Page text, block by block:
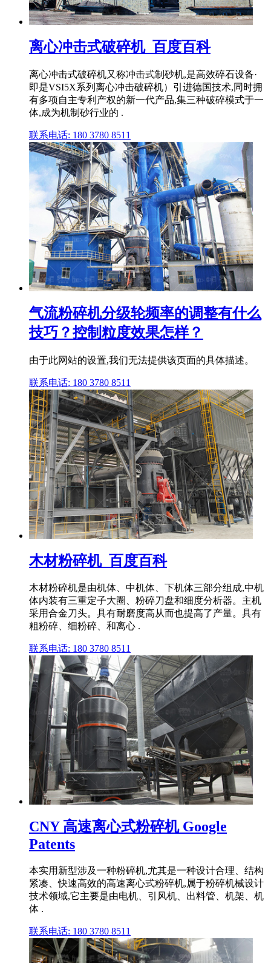
离心冲击式破碎机_百度百科
离心冲击式破碎机又称冲击式制砂机,是高效碎石设备·
即是VSI5X系列离心冲击破碎机）引进德国技术,同时拥
有多项自主专利产权的新一代产品,集三种破碎模式于一
体,成为机制砂行业的 .
联系电话: 180 3780 8511
气流粉碎机分级轮频率的调整有什么
技巧？控制粒度效果怎样？
由于此网站的设置,我们无法提供该页面的具体描述。
联系电话: 180 3780 8511
木材粉碎机_百度百科
木材粉碎机是由机体、中机体、下机体三部分组成,中机
体内装有三重定子大圈、粉碎刀盘和细度分析器。主机
采用合金刀头。具有耐磨度高从而也提高了产量。具有
粗粉碎、细粉碎、和离心 .
联系电话: 180 3780 8511
CNY 高速离心式粉碎机 Google
Patents
本实用新型涉及一种粉碎机,尤其是一种设计合理、结构
紧凑、快速高效的高速离心式粉碎机,属于粉碎机械设计
技术领域,它主要是由电机、引风机、出料管、机架、机
体 .
联系电话: 180 3780 8511